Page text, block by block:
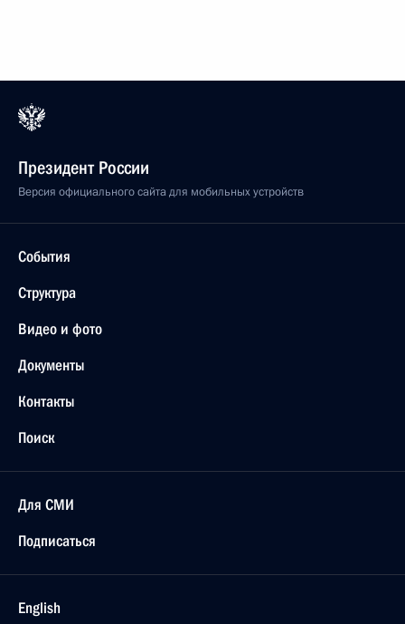
Президент России
Версия официального сайта для мобильных устройств
События
Структура
Видео и фото
Документы
Контакты
Поиск
Для СМИ
Подписаться
English